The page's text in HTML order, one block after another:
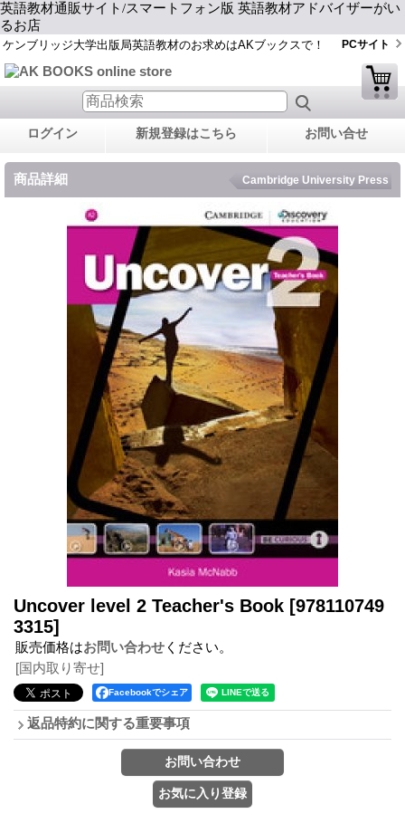
英語教材通販サイト/スマートフォン版 英語教材アドバイザーがい
るお店
ケンブリッジ大学出版局英語教材のお求めはAKブックスで！ PCサイト
ログイン 新規登録はこちら お問い合せ
商品詳細 Cambridge University Press
Uncover level 2 Teacher's Book [978110749
3315]
販売価格はお問い合わせ ください。
[国内取り寄せ]
Facebookでシェア
返品特約に関する重要事項